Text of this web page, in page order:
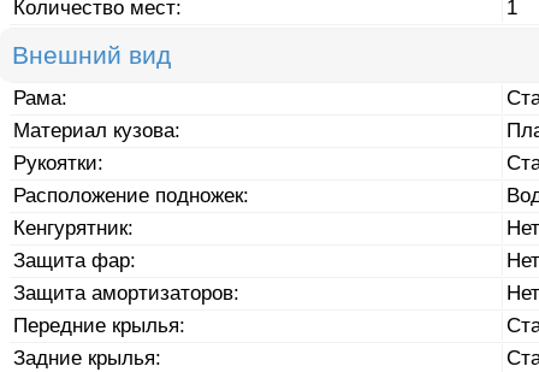
Количество мест:
1
Внешний вид
Рама:
Материал кузова:
Рукоятки:
Расположение подножек:
Кенгурятник:
Нет
Защита фар:
Нет
Защита амортизаторов:
Нет
Передние крылья:
Задние крылья: